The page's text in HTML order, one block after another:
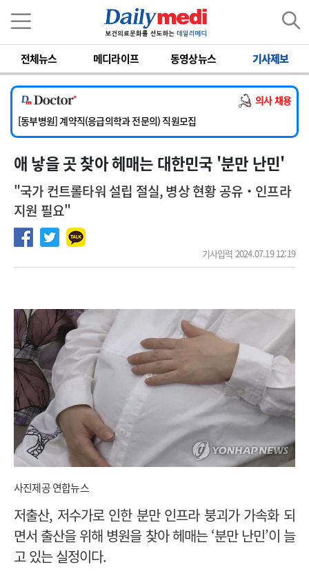
전체뉴스 메디라이프 동영상뉴스 기사제보
의사 채용
[서울아산병원] 2026년 하반기 인턴 모집
[영남대학교의료원] 마취통증의학과 임기제 임상의사 채용
[충남대학교병원] 소아청소년과(소아응급전담) 계약직 의사 공개채용
[동부병원] 계약직(응급의학과 전문의) 직원모집
[이대목동병원] 하반기 전공의(레지던트1년차) 모집
[서울아산병원] 2026년 하반기 인턴 모집
애 낳을 곳 찾아 헤매는 대한민국 '분만 난민'
"국가 컨트롤타워 설립 절실, 병상 현황 공유‧인프라
지원 필요"
기사입력 2024.07.19 12:19
사진제공 연합뉴스
저출산, 저수가로 인한 분만 인프라 붕괴가 가속화 되
면서 출산을 위해 병원을 찾아 헤매는 ‘분만 난민’이 늘
고 있는 실정이다.